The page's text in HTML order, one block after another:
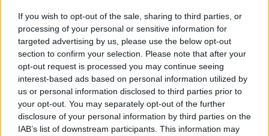
If you wish to opt-out of the sale, sharing to third parties, or
processing of your personal or sensitive information for
targeted advertising by us, please use the below opt-out
section to confirm your selection. Please note that after your
opt-out request is processed you may continue seeing
interest-based ads based on personal information utilized by
us or personal information disclosed to third parties prior to
your opt-out. You may separately opt-out of the further
disclosure of your personal information by third parties on the
IAB’s list of downstream participants. This information may
χαραγμένο στην καρδιά όλων μας. Η Φλόγα είναι
κάτι παραπάνω από ένα σύμβολο, κουβαλά μέσα
της όνειρα, αξίες, δύναμη και είμαι πολύ
χαρούμενη που εγώ και οι συμπαίκτριες μου θα
πρεσβεύσουμε κάτι τέτοιο».
Η Πρωθιέρεια Μαίρη Μηνά ανέφερε:«Είναι